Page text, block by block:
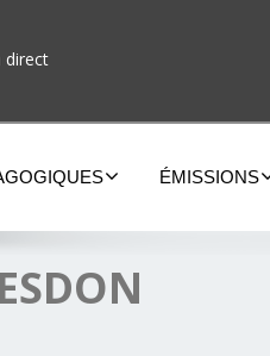
direct
ÉMISSIONS